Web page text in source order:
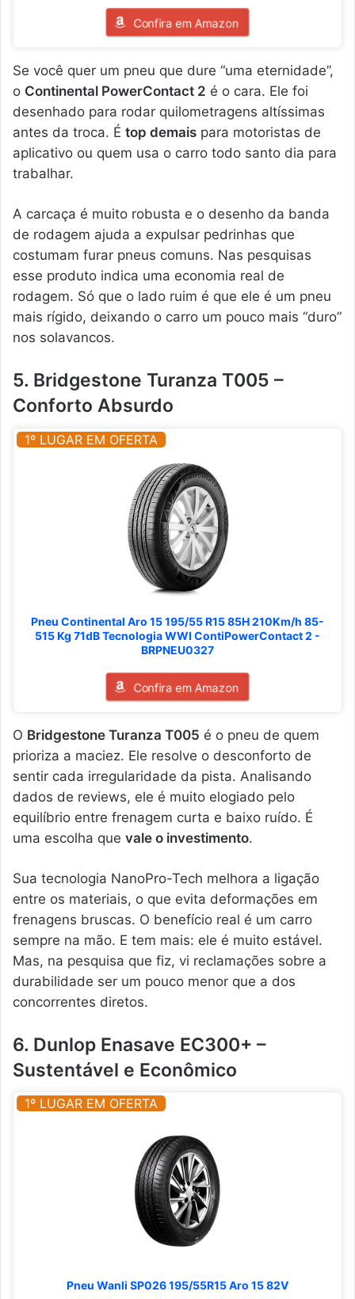
Confira em Amazon
Se você quer um pneu que dure “uma eternidade”,
o Continental PowerContact 2 é o cara. Ele foi
desenhado para rodar quilometragens altíssimas
antes da troca. É top demais para motoristas de
aplicativo ou quem usa o carro todo santo dia para
trabalhar.
A carcaça é muito robusta e o desenho da banda
de rodagem ajuda a expulsar pedrinhas que
costumam furar pneus comuns. Nas pesquisas
esse produto indica uma economia real de
rodagem. Só que o lado ruim é que ele é um pneu
mais rígido, deixando o carro um pouco mais “duro”
nos solavancos.
5. Bridgestone Turanza T005 –
Conforto Absurdo
1º LUGAR EM OFERTA
Pneu Continental Aro 15 195/55 R15 85H 210Km/h 85-
515 Kg 71dB Tecnologia WWI ContiPowerContact 2 -
BRPNEU0327
Confira em Amazon
O Bridgestone Turanza T005 é o pneu de quem
prioriza a maciez. Ele resolve o desconforto de
sentir cada irregularidade da pista. Analisando
dados de reviews, ele é muito elogiado pelo
equilíbrio entre frenagem curta e baixo ruído. É
uma escolha que vale o investimento.
Sua tecnologia NanoPro-Tech melhora a ligação
entre os materiais, o que evita deformações em
frenagens bruscas. O benefício real é um carro
sempre na mão. E tem mais: ele é muito estável.
Mas, na pesquisa que fiz, vi reclamações sobre a
durabilidade ser um pouco menor que a dos
concorrentes diretos.
6. Dunlop Enasave EC300+ –
Sustentável e Econômico
1º LUGAR EM OFERTA
Pneu Wanli SP026 195/55R15 Aro 15 82V